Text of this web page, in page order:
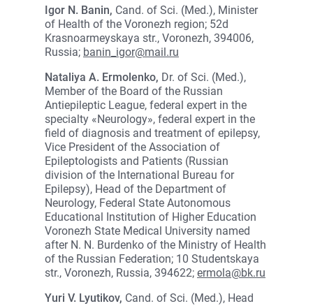
Igor N. Banin, Cand. of Sci. (Med.), Minister
of Health of the Voronezh region; 52d
Krasnoarmeyskaya str., Voronezh, 394006,
Russia; banin_igor@mail.ru
Nataliya A. Ermolenko, Dr. of Sci. (Med.),
Member of the Board of the Russian
Antiepileptic League, federal expert in the
specialty «Neurology», federal expert in the
field of diagnosis and treatment of epilepsy,
Vice President of the Association of
Epileptologists and Patients (Russian
division of the International Bureau for
Epilepsy), Head of the Department of
Neurology, Federal State Autonomous
Educational Institution of Higher Education
Voronezh State Medical University named
after N. N. Burdenko of the Ministry of Health
of the Russian Federation; 10 Studentskaya
str., Voronezh, Russia, 394622; ermola@bk.ru
Yuri V. Lyutikov, Cand. of Sci. (Med.), Head